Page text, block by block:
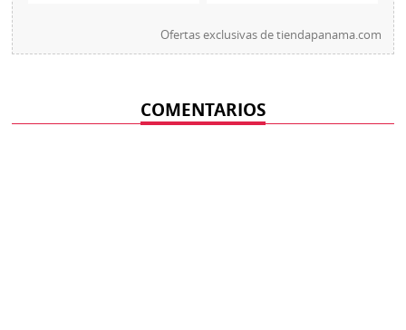
Ofertas exclusivas detiendapanama.com
COMENTARIOS